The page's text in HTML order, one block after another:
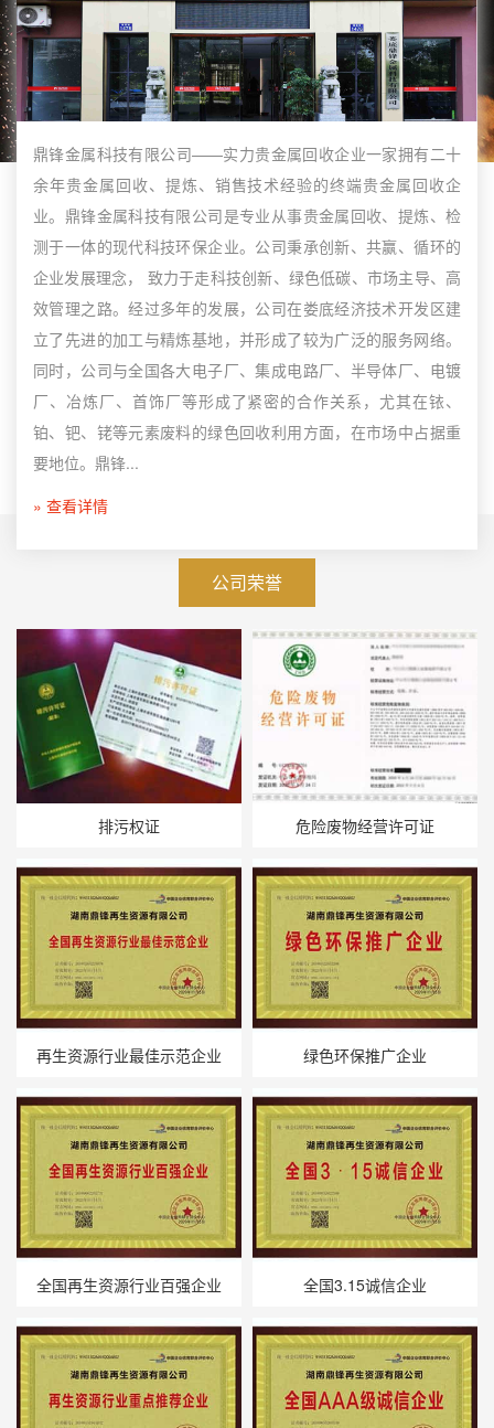
鼎锋金属科技有限公司——实力贵金属回收企业一家拥有二十
余年贵金属回收、提炼、销售技术经验的终端贵金属回收企
业。鼎锋金属科技有限公司是专业从事贵金属回收、提炼、检
测于一体的现代科技环保企业。公司秉承创新、共赢、循环的
企业发展理念， 致力于走科技创新、绿色低碳、市场主导、高
效管理之路。经过多年的发展，公司在娄底经济技术开发区建
立了先进的加工与精炼基地，并形成了较为广泛的服务网络。
同时，公司与全国各大电子厂、集成电路厂、半导体厂、电镀
厂、冶炼厂、首饰厂等形成了紧密的合作关系，尤其在铱、
铂、钯、铑等元素废料的绿色回收利用方面，在市场中占据重
要地位。鼎锋...
» 查看详情
公司荣誉
排污权证 危险废物经营许可证
再生资源行业最佳示范企业 绿色环保推广企业
全国再生资源行业百强企业 全国3.15诚信企业